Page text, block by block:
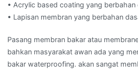
• Acrylic based coating yang berbahan
• Lapisan membran yang berbahan
Pasang membran bakar atau
bahkan masyarakat awan ada yang
bakar waterproofing. akan sangat